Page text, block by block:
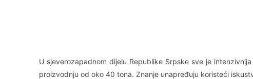
U sjeverozapadnom dijelu Republike Srpske sve je
proizvodnju od oko 40 tona. Znanje unapređuju koristeći